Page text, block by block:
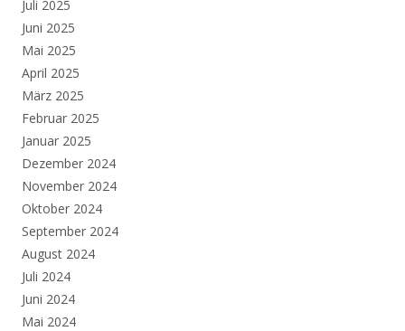
Juli 2025
Juni 2025
Mai 2025
April 2025
März 2025
Februar 2025
Januar 2025
Dezember 2024
November 2024
Oktober 2024
September 2024
August 2024
Juli 2024
Juni 2024
Mai 2024